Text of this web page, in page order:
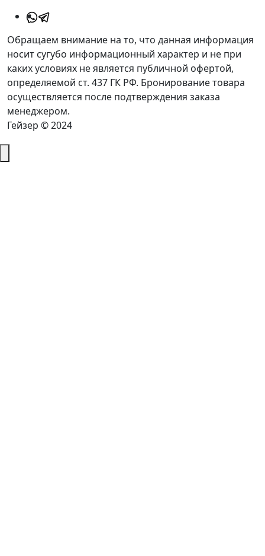
Обращаем внимание на то, что данная информация
носит сугубо информационный характер и не при
каких условиях не является публичной офертой,
определяемой ст. 437 ГК РФ. Бронирование товара
осуществляется после подтверждения заказа
менеджером.
Гейзер © 2024